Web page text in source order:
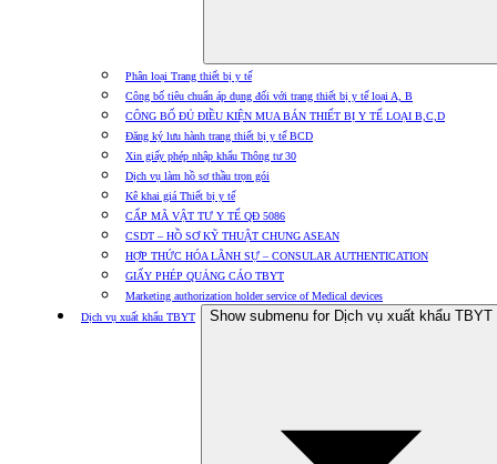
Phân loại Trang thiết bị y tế
Công bố tiêu chuẩn áp dụng đối với trang thiết bị y tế loại A, B
CÔNG BỐ ĐỦ ĐIỀU KIỆN MUA BÁN THIẾT BỊ Y TẾ LOẠI B,C,D
Đăng ký lưu hành trang thiết bị y tế BCD
Xin giấy phép nhập khẩu Thông tư 30
Dịch vụ làm hồ sơ thầu trọn gói
Kê khai giá Thiết bị y tế
CẤP MÃ VẬT TƯ Y TẾ QĐ 5086
CSDT – HỒ SƠ KỸ THUẬT CHUNG ASEAN
HỢP THỨC HÓA LÃNH SỰ – CONSULAR AUTHENTICATION
GIẤY PHÉP QUẢNG CÁO TBYT
Marketing authorization holder service of Medical devices
Dịch vụ xuất khẩu TBYT
Show submenu for Dịch vụ xuất khẩu TBYT